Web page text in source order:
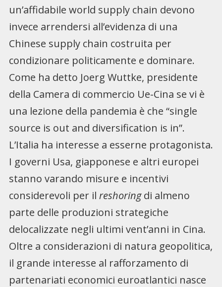
un’affidabile world supply chain devono
invece arrendersi all’evidenza di una
Chinese supply chain costruita per
condizionare politicamente e dominare.
Come ha detto Joerg Wuttke, presidente
della Camera di commercio Ue-Cina se vi è
una lezione della pandemia è che “single
source is out and diversification is in”.
L’Italia ha interesse a esserne protagonista.
I governi Usa, giapponese e altri europei
stanno varando misure e incentivi
considerevoli per il reshoringdi almeno
parte delle produzioni strategiche
delocalizzate negli ultimi vent’anni in Cina.
Oltre a considerazioni di natura geopolitica,
il grande interesse al rafforzamento di
partenariati economici euroatlantici nasce